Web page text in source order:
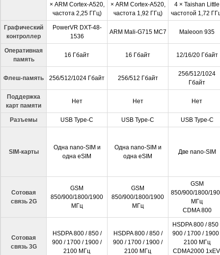
× ARM Cortex-A520,
частота 2,25 ГГц)
× ARM Cortex-A520,
частота 1,92 ГГц)
4 × Taishan Little
частотой 1,72
Графический
контроллер
PowerVR DXT-48-
1536
ARM Mali-G715 MC7 Maleoon 935
Оперативная
память
16 Гбайт 16 Гбайт 12/16/20 Гбайт
Флеш-память 256/512/1024 Гбайт 256/512 Гбайт
256/512/1024
Гбайт
Поддержка
карт памяти
Нет Нет Нет
Разъемы USB Type-C USB Type-C USB Type-C
SIM-карты
Одна nano-SIM и
одна eSIM
Одна nano-SIM и
одна eSIM
Две nano-SIM
Сотовая
связь 2G
GSM
850/900/1800/1900
МГц
GSM
850/900/1800/1900
МГц
GSM
850/900/1800/
МГц
CDMA 800
Сотовая
связь 3G
HSDPA 800 / 850 /
900 / 1700 / 1900 /
2100 МГц
HSDPA 800 / 850 /
900 / 1700 / 1900 /
2100 МГц
HSDPA 800 / 850
900 / 1700 / 1900
2100 МГц
CDMA2000